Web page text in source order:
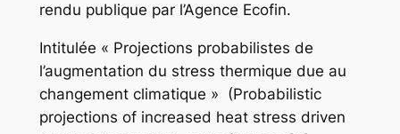
rendu publique par l’Agence Ecofin.
Intitulée « Projections probabilistes de
l’augmentation du stress thermique due au
changement climatique » (Probabilistic
projections of increased heat stress driven